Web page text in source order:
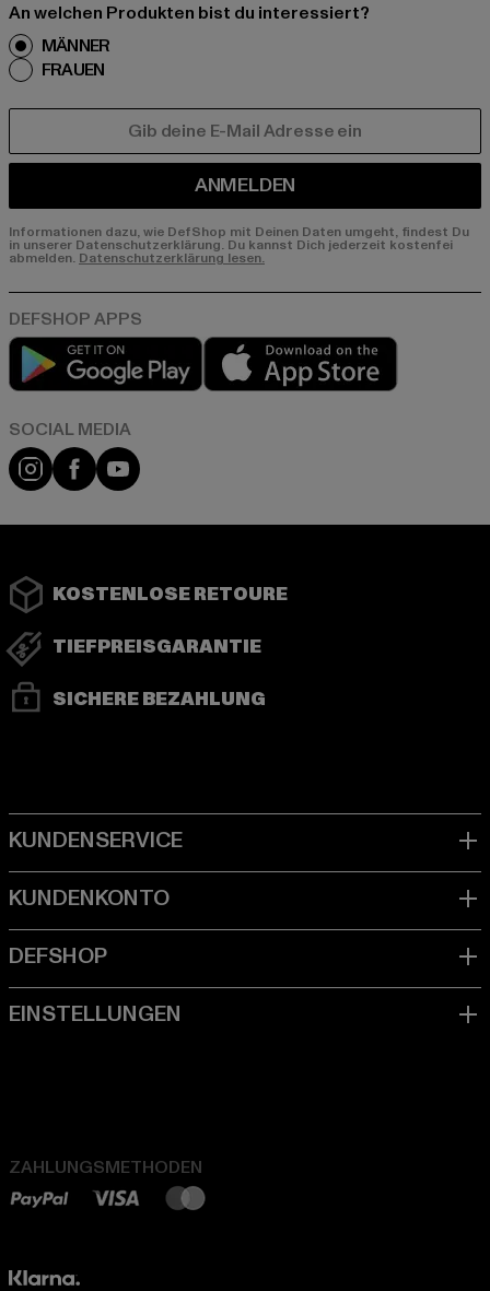
An welchen Produkten bist du interessiert?
MÄNNER
FRAUEN
ANMELDEN
Informationen dazu, wie DefShop mit Deinen Daten umgeht, findest Du
in unserer Datenschutzerklärung. Du kannst Dich jederzeit kostenfei
abmelden. Datenschutzerklärung lesen.
Play market
Instagram
FacebookYouTube
KOSTENLOSE RETOURE
TIEFPREISGARANTIE
SICHERE BEZAHLUNG
ZAHLUNGSMETHODEN